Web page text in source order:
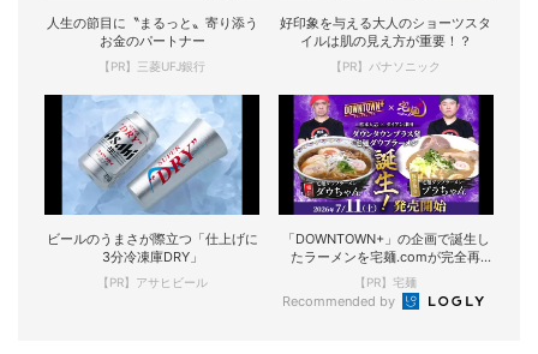
人生の節目に〝まるっと〟寄り添う
お金のパートナー
【PR】三菱UFJ銀行
好印象を与える大人のショーツスタ
イルは肌の見え方が重要！？
【PR】パナソニック
ビールのうまさが際立つ「仕上げに
3分冷凍庫DRY」
【PR】アサヒビール
「DOWNTOWN+」の企画で誕生し
たラーメンを宅麺.comが完全再
現！
【PR】宅麺
Recommended by